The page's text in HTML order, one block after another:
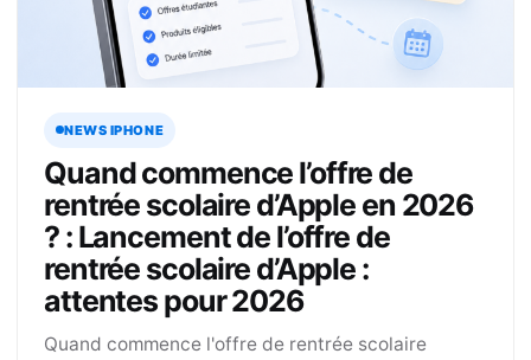
NEWS IPHONE
Quand commence l’offre de
rentrée scolaire d’Apple en 2026
? : Lancement de l’offre de
rentrée scolaire d’Apple :
attentes pour 2026
Quand commence l'offre de rentrée scolaire